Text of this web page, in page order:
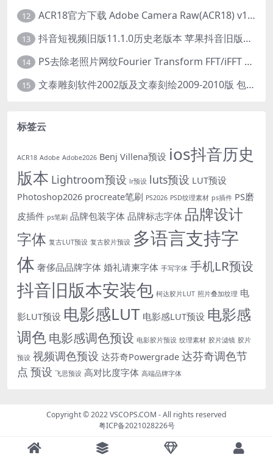
12 ACR18官方下载 Adobe Camera Raw(ACR18) v18.1.1 for Mac 中文最新免费正式版 下载
13 抖音短视频旧版11.1.0历史老版本 苹果抖音旧版本ios恢复抖音旧版本11.1安装包
14 PS去除老照片网纹Fourier Transform FFT/iFFT 滤镜-32/64位
15 文泰雕刻软件2002版及文泰刻绘2009-2010版 包含教程(支持Win7~Win10 64位)
标签云
ACR18 Adobe Adobe2026 Benj Villena预设 ios抖音历史
版本 Lightroom预设 lr预设 luts预设 LUT预设
Photoshop2026 procreate笔刷 PS2026 PSD纹理素材 ps插件 PS磨
皮插件 ps笔刷 品牌包装字体 品牌标志字体 品牌设计
字体 复古LUT预设 复古胶片预设 多语言支持字
体 奢侈品品牌字体 婚礼请柬字体 手写字体 手机LR预设
抖音旧版本安装包 柯达胶片LUT 照片叠加纹理 电
影LUT预设 电影感LUT 电影感LUT预设 电影感
调色电影感调色预设 电影胶片预设 纹理素材 胶片滤镜 胶片
预设 视频调色预设 达芬奇Powergrade 达芬奇调色节
点 预设 飞思预设 高对比度字体 高端品牌字体
Copyright © 2022VSCOPS.COM - All rights reserved
粤ICP备2021028226号